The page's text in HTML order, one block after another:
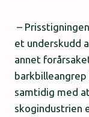
–
et underskudd
annet
barkbilleangrep
samtidig med
skogindustrien